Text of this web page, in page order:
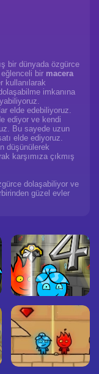
bir dünyada özgürce
bir macera
kullanılarak
imkanına
elde edebiliyoruz.
ediyor ve kendi
Bu sayede uzun
elde ediyoruz.
düşünülerek
karşımıza çıkmış
dolaşabiliyor ve
güzel evler